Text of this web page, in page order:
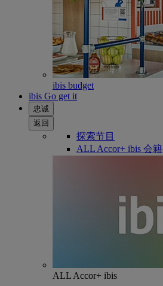
ibis budget
ibis Go get it
忠诚
返回
探索节目
ALL Accor+ ibis 会籍
ALL Accor+ ibis